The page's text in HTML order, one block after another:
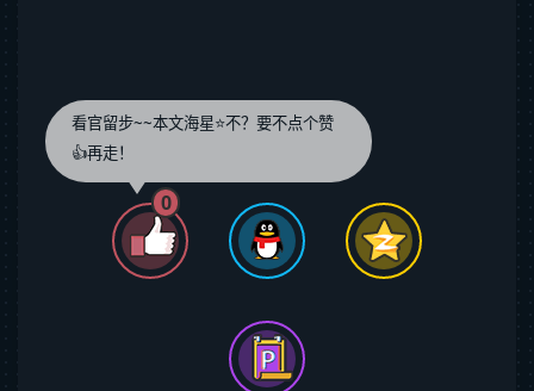
看官留步~~本文海星⭐️不？要不点个赞
👍再走！
0